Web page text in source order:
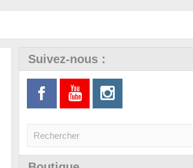
Suivez-nous :